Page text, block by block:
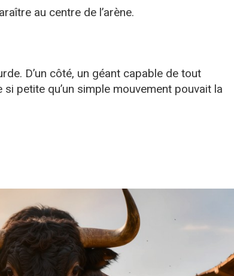
au centre de l’arène.
D’un côté, un géant capable de tout
si petite qu’un simple mouvement pouvait la